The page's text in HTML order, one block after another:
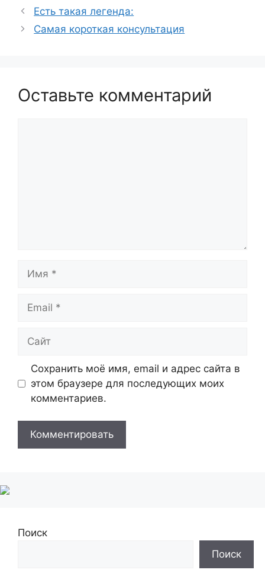
Есть такая легенда:
Самая короткая консультация
Оставьте комментарий
Сохранить моё имя, email и адрес сайта в
этом браузере для последующих моих
комментариев.
Поиск
Поиск